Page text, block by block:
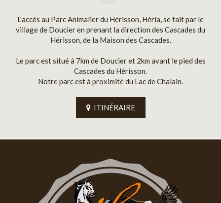
L'accès au Parc Animalier du Hérisson, Héria, se fait par le
village de Doucier en prenant la direction des Cascades du
Hérisson, de la Maison des Cascades.
Le parc est situé à 7km de Doucier et 2km avant le pied des
Cascades du Hérisson.
Notre parc est à proximité du Lac de Chalain.
ITINÉRAIRE